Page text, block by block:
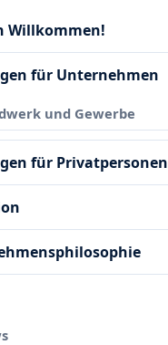
Willkommen!
für Unternehmen
und Gewerbe
für Privatpersonen